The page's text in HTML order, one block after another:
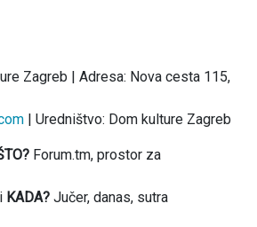
Zagreb | Adresa: Nova cesta 115,
| Uredništvo: Dom kulture Zagreb
Forum.tm, prostor za
KADA? Jučer, danas, sutra